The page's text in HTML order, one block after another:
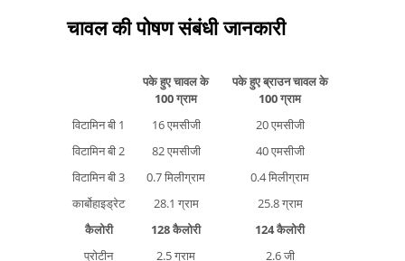
चावल की पोषण संबंधी जानकारी
पके हुए चावल के
100 ग्राम
पके हुए ब्राउन चावल के
100 ग्राम
विटामिन बी 1
16 एमसीजी
20 एमसीजी
विटामिन बी 2
82 एमसीजी
40 एमसीजी
विटामिन बी 3
0.7 मिलीग्राम
0.4 मिलीग्राम
कार्बोहाइड्रेट
28.1 ग्राम
25.8 ग्राम
कैलोरी
128 कैलोरी
124 कैलोरी
प्रोटीन
2.5 ग्राम
2.6 जी